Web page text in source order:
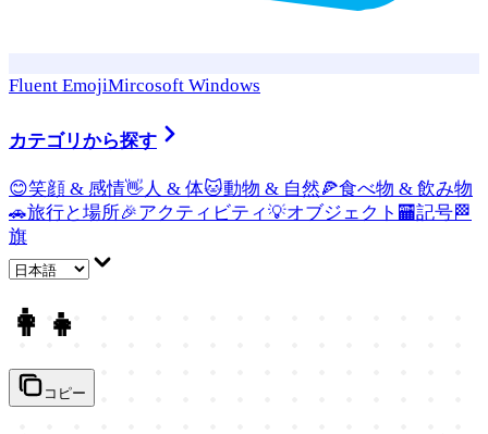
Fluent EmojiMircosoft Windows
カテゴリから探す
😊笑顔 & 感情👋 人 & 体🐱動物 & 自然🍕食べ物 & 飲み物
🚗旅行と場所🎉アクティビティ💡オブジェクト 🏧記号🏁
旗
👩‍👧
コピー